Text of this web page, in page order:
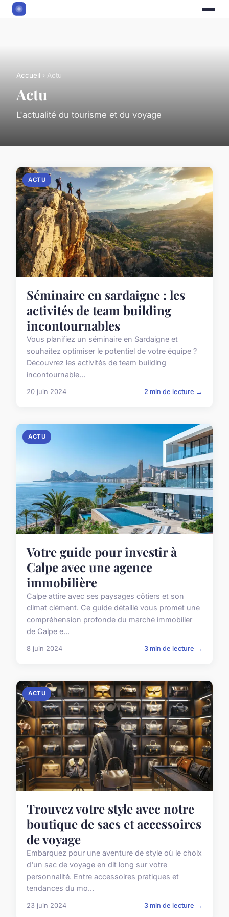
Accueil › Actu
Actu
L'actualité du tourisme et du voyage
ACTU
Séminaire en sardaigne : les
activités de team building
incontournables
Vous planifiez un séminaire en Sardaigne et
souhaitez optimiser le potentiel de votre équipe ?
Découvrez les activités de team building
incontournable...
20 juin 2024 2 min de lecture →
ACTU
Votre guide pour investir à
Calpe avec une agence
immobilière
Calpe attire avec ses paysages côtiers et son
climat clément. Ce guide détaillé vous promet une
compréhension profonde du marché immobilier
de Calpe e...
8 juin 2024 3 min de lecture →
ACTU
Trouvez votre style avec notre
boutique de sacs et accessoires
de voyage
Embarquez pour une aventure de style où le choix
d'un sac de voyage en dit long sur votre
personnalité. Entre accessoires pratiques et
tendances du mo...
23 juin 2024 3 min de lecture →